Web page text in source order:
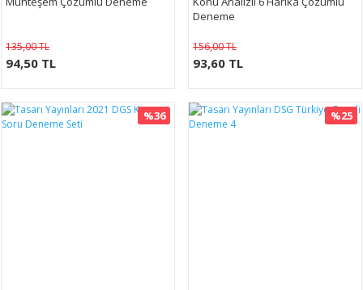
135,00 TL
94,50 TL
Deneme
156,00 TL
93,60 TL
%36 %25